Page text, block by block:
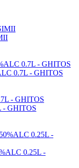
0.7L - GHITOS
GHITOS
0.25L -